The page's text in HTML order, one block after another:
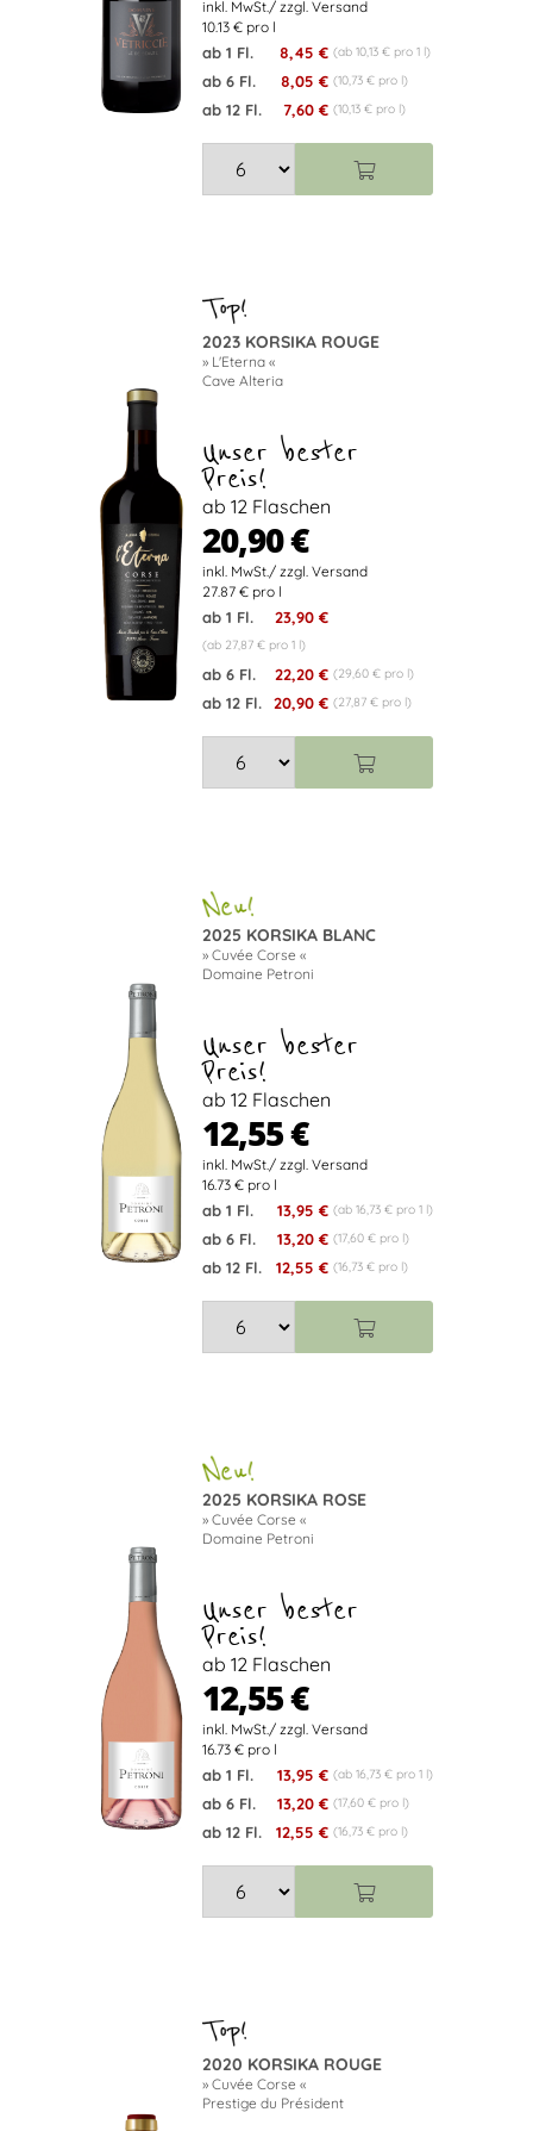
10.13 € pro l
ab 1 Fl. 8,45 € (ab 10,13 € pro 1 l)
ab 6 Fl. 8,05 € (10,73 € pro l)
ab 12 Fl. 7,60 € (10,13 € pro l)
2023 KORSIKA ROUGE
» L'Eterna «
Cave Alteria
Unser bester
Preis!
ab 12 Flaschen
20,90 €
27.87 € pro l
ab 1 Fl. 23,90 €
(ab 27,87 € pro 1 l)
ab 6 Fl. 22,20 € (29,60 € pro l)
ab 12 Fl. 20,90 € (27,87 € pro l)
2025 KORSIKA BLANC
» Cuvée Corse «
Domaine Petroni
Unser bester
Preis!
ab 12 Flaschen
12,55 €
16.73 € pro l
ab 1 Fl. 13,95 € (ab 16,73 € pro 1 l)
ab 6 Fl. 13,20 € (17,60 € pro l)
ab 12 Fl. 12,55 € (16,73 € pro l)
2025 KORSIKA ROSE
» Cuvée Corse «
Domaine Petroni
Unser bester
Preis!
ab 12 Flaschen
12,55 €
16.73 € pro l
ab 1 Fl. 13,95 € (ab 16,73 € pro 1 l)
ab 6 Fl. 13,20 € (17,60 € pro l)
ab 12 Fl. 12,55 € (16,73 € pro l)
2020 KORSIKA ROUGE
» Cuvée Corse «
Prestige du Président